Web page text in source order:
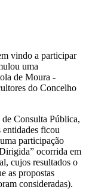
vindo a participar
uma
de Moura -
do Concelho
Consulta Pública,
entidades ficou
participação
ocorrida em
cujos resultados o
as propostas
consideradas).